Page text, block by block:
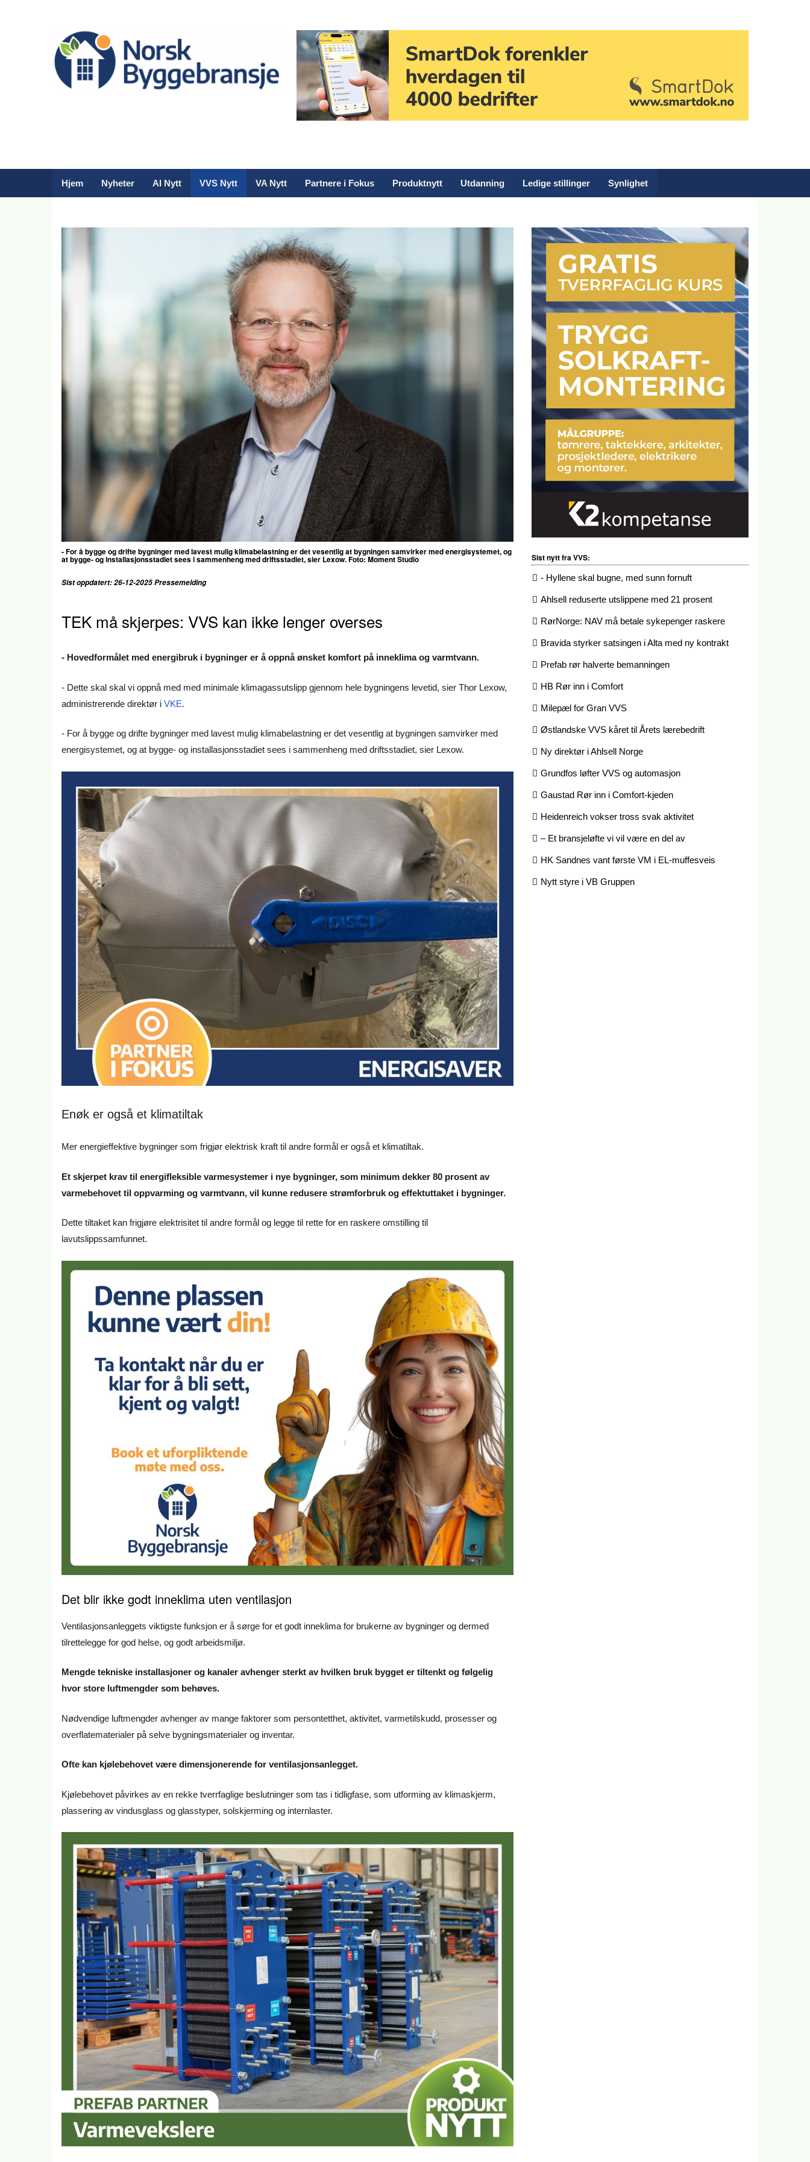
Hjem Nyheter AI Nytt VVS Nytt VA Nytt Partnere i Fokus Produktnytt Utdanning Ledige stillinger Synlighet
- For å bygge og drifte bygninger med lavest mulig klimabelastning er det vesentlig at bygningen samvirker med energisystemet, og
at bygge- og installasjonsstadiet sees i sammenheng med driftsstadiet, sier Lexow. Foto: Moment Studio
Sist oppdatert: 26-12-2025 Pressemelding
TEK må skjerpes: VVS kan ikke lenger overses
- Hovedformålet med energibruk i bygninger er å oppnå ønsket komfort på inneklima og varmtvann.
- Dette skal skal vi oppnå med med minimale klimagassutslipp gjennom hele bygningens levetid, sier Thor Lexow,
administrerende direktør i VKE.
- For å bygge og drifte bygninger med lavest mulig klimabelastning er det vesentlig at bygningen samvirker med
energisystemet, og at bygge- og installasjonsstadiet sees i sammenheng med driftsstadiet, sier Lexow.
Enøk er også et klimatiltak
Mer energieffektive bygninger som frigjør elektrisk kraft til andre formål er også et klimatiltak.
Et skjerpet krav til energifleksible varmesystemer i nye bygninger, som minimum dekker 80 prosent av
varmebehovet til oppvarming og varmtvann, vil kunne redusere strømforbruk og effektuttaket i bygninger.
Dette tiltaket kan frigjøre elektrisitet til andre formål og legge til rette for en raskere omstilling til
lavutslippssamfunnet.
Det blir ikke godt inneklima uten ventilasjon
Ventilasjonsanleggets viktigste funksjon er å sørge for et godt inneklima for brukerne av bygninger og dermed
tilrettelegge for god helse, og godt arbeidsmiljø.
Mengde tekniske installasjoner og kanaler avhenger sterkt av hvilken bruk bygget er tiltenkt og følgelig
hvor store luftmengder som behøves.
Nødvendige luftmengder avhenger av mange faktorer som persontetthet, aktivitet, varmetilskudd, prosesser og
overflatematerialer på selve bygningsmaterialer og inventar.
Ofte kan kjølebehovet være dimensjonerende for ventilasjonsanlegget.
Kjølebehovet påvirkes av en rekke tverrfaglige beslutninger som tas i tidligfase, som utforming av klimaskjerm,
plassering av vindusglass og glasstyper, solskjerming og internlaster.
Sist nytt fra VVS:
- Hyllene skal bugne, med sunn fornuft
Ahlsell reduserte utslippene med 21 prosent
RørNorge: NAV må betale sykepenger raskere
Bravida styrker satsingen i Alta med ny kontrakt
Prefab rør halverte bemanningen
HB Rør inn i Comfort
Milepæl for Gran VVS
Østlandske VVS kåret til Årets lærebedrift
Ny direktør i Ahlsell Norge
Grundfos løfter VVS og automasjon
Gaustad Rør inn i Comfort-kjeden
Heidenreich vokser tross svak aktivitet
– Et bransjeløfte vi vil være en del av
HK Sandnes vant første VM i EL-muffesveis
Nytt styre i VB Gruppen